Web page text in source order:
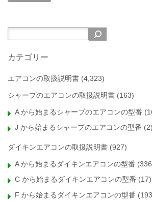
カテゴリー
エアコンの取扱説明書 (4,323)
シャープのエアコンの取扱説明書 (163)
A から始まるシャープのエアコンの型番
J から始まるシャープのエアコンの型番 (2)
ダイキンエアコンの取扱説明書 (927)
A から始まるダイキンエアコンの型番
C から始まるダイキンエアコンの型番 (17)
F から始まるダイキンエアコンの型番